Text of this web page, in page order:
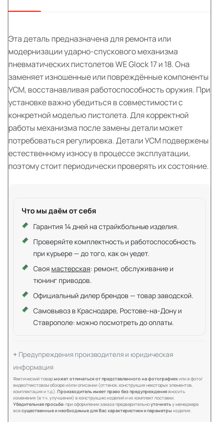
Эта деталь предназначена для ремонта или
модернизации ударно-спускового механизма
пневматических пистолетов WE Glock 17 и 18. Она
заменяет изношенные или повреждённые компоненты
УСМ, восстанавливая работоспособность оружия. При
установке важно убедиться в совместимости с
конкретной моделью пистолета. Для корректной
работы механизма после замены детали может
потребоваться регулировка. Детали УСМ подвержены
естественному износу в процессе эксплуатации,
поэтому стоит периодически проверять их состояние.
Что мы даём от себя
Гарантия 14 дней на страйкбольные изделия.
Проверяйте комплектность и работоспособность
при курьере — до того, как он уедет.
Своя мастерская: ремонт, обслуживание и
тюнинг приводов.
Официальный дилер брендов — товар заводской.
Самовывоз в Краснодаре, Ростове-на-Дону и
Ставрополе: можно посмотреть до оплаты.
Предупреждения производителя и юридическая
информация
Фактический товарможет отличаться от представленного на фотографияхили в фото/
видео/текстовом обзоре и/или описании (оттенок, конструкция некоторых элементов,
комплектация и т.д.).Производитель имеет право без предупреждениявносить
изменения (в т.ч. улучшения) в конструкцию изделий и их комплект поставки.
Убедительная просьба: при оформлении заказа предварительноуточнятьу менеджера
всесущественные и необходимые для Вас характеристики и параметры изделия.